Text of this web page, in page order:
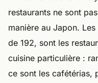
restaurants ne sont
manière au Japon.
de 192, sont les
cuisine particulière :
ce sont les cafétérias,